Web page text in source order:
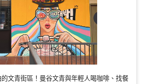
文青街區！曼谷文青與年輕人喝咖啡、找餐